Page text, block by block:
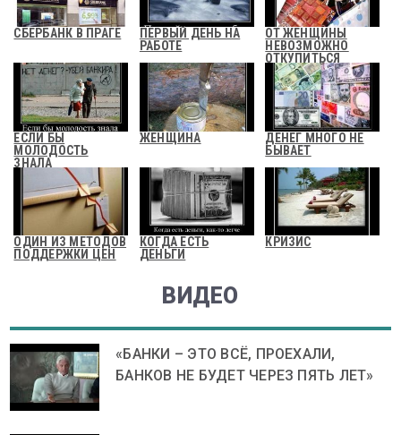
СБЕРБАНК В ПРАГЕ
ПЕРВЫЙ ДЕНЬ НА
РАБОТЕ
ОТ ЖЕНЩИНЫ
НЕВОЗМОЖНО
ОТКУПИТЬСЯ
ДЕНЬГАМИ
ЕСЛИ БЫ
МОЛОДОСТЬ
ЗНАЛА
ЖЕНЩИНА
ДЕНЕГ МНОГО НЕ
БЫВАЕТ
ОДИН ИЗ МЕТОДОВ
ПОДДЕРЖКИ ЦЕН
КОГДА ЕСТЬ
ДЕНЬГИ
КРИЗИС
ВИДЕО
«БАНКИ – ЭТО ВСЁ, ПРОЕХАЛИ,
БАНКОВ НЕ БУДЕТ ЧЕРЕЗ ПЯТЬ ЛЕТ»